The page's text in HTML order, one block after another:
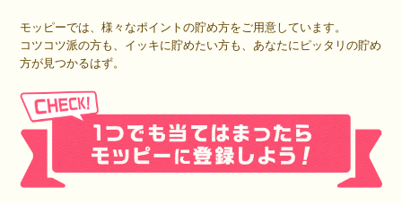
モッピーでは、様々なポイントの貯め方をご用意しています。
コツコツ派の方も、イッキに貯めたい方も、あなたにピッタリの貯め
方が見つかるはず。